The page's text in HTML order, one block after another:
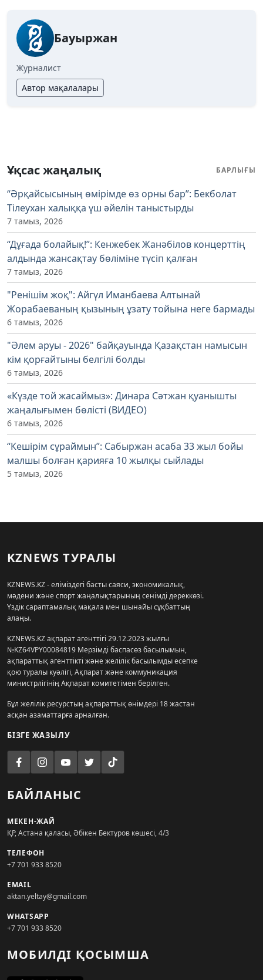
Бауыржан
Журналист
Автор мақалалары
Ұқсас жаңалық БАРЛЫҒЫ
“Әрқайсысының өмірімде өз орны бар”: Бекболат
Тілеухан халыққа үш әйелін таныстырды
7 тамыз, 2026
“Дұғада болайық!”: Кенжебек Жанәбілов концерттің
алдында жансақтау бөліміне түсіп қалған
7 тамыз, 2026
"Ренішім жоқ": Айгүл Иманбаева Алтынай
Жорабаеваның қызының ұзату тойына неге бармады
6 тамыз, 2026
"Әлем аруы - 2026" байқауында Қазақстан намысын
кім қорғайтыны белгілі болды
6 тамыз, 2026
«Күзде той жасаймыз»: Динара Сәтжан қуанышты
жаңалығымен бөлісті (ВИДЕО)
6 тамыз, 2026
“Кешірім сұраймын”: Сабыржан асаба 33 жыл бойы
малшы болған қарияға 10 жылқы сыйлады
5 тамыз, 2026
KZNEWS ТУРАЛЫ
KZNEWS.KZ - еліміздегі басты саяси, экономикалық,
мәдени және спорт жаңалықтарының сенімді дереккөзі.
Үздік сараптамалық мақала мен шынайы сұқбаттың
алаңы.
KZNEWS.KZ ақпарат агенттігі 29.12.2023 жылғы
№KZ64VPY00084819 Мерзімді баспасөз басылымын,
ақпараттық агенттікті және желілік басылымды есепке
қою туралы куәлігі, Ақпарат және коммуникация
министрлігінің Ақпарат комитетімен берілген.
Бұл желілік ресурстың ақпараттық өнімдері 18 жастан
асқан азаматтарға арналған.
БІЗГЕ ЖАЗЫЛУ
БАЙЛАНЫС
МЕКЕН-ЖАЙ
ҚР, Астана қаласы, Әбікен Бектұров көшесі, 4/3
ТЕЛЕФОН
+7 701 933 8520
EMAIL
aktan.yeltay@gmail.com
WHATSAPP
+7 701 933 8520
МОБИЛДІ ҚОСЫМША